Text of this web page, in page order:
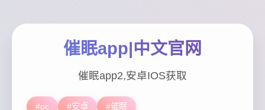
催眠app|中文官网
催眠app2,安卓IOS获取
#pc #安卓 #催眠